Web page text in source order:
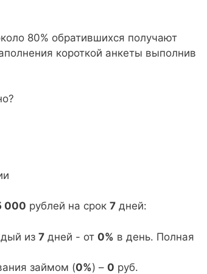
80% обратившихся получают
короткой анкеты выполнив
000 рублей на срок 7 дней:
из 7 дней - от 0% в день. Полная
займом (0%) – 0 руб.